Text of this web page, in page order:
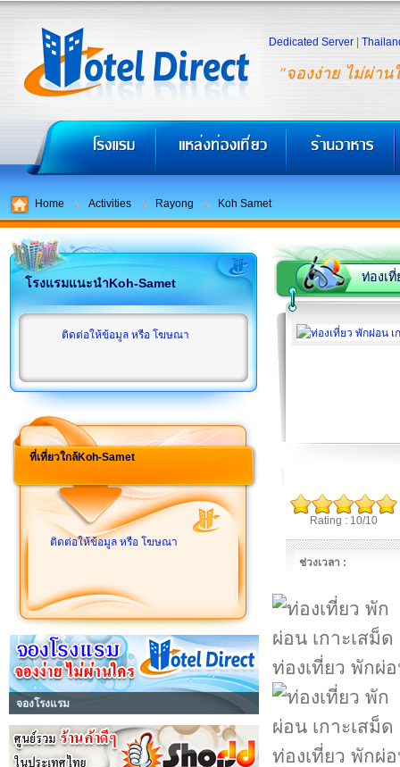
"จองง่าย ไม่ผ่าน
Dedicated Server
Home Activities Rayong Koh Samet
โรงแรมแนะนำKoh-Samet
ติดต่อให้ข้อมูล หรือ โฆษณา
ที่เที่ยวใกล้Koh-Samet
ติดต่อให้ข้อมูล หรือ โฆษณา
จองโรงแรม
ท่องเ
Rating : 10/10
ช่วงเวลา :
ท่องเที่ยว พักผ่
ท่องเที่ยว พักผ่